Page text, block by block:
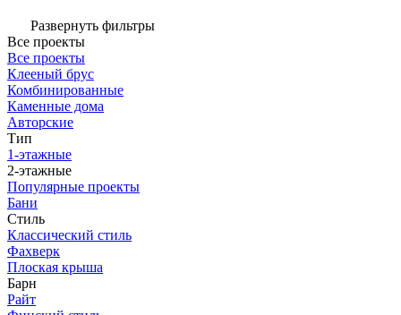
Развернуть фильтры
Все проекты
Все проекты
Клееный брус
Комбинированные
Каменные дома
Авторские
Тип
1-этажные
2-этажные
Популярные проекты
Бани
Стиль
Классический стиль
Фахверк
Плоская крыша
Барн
Райт